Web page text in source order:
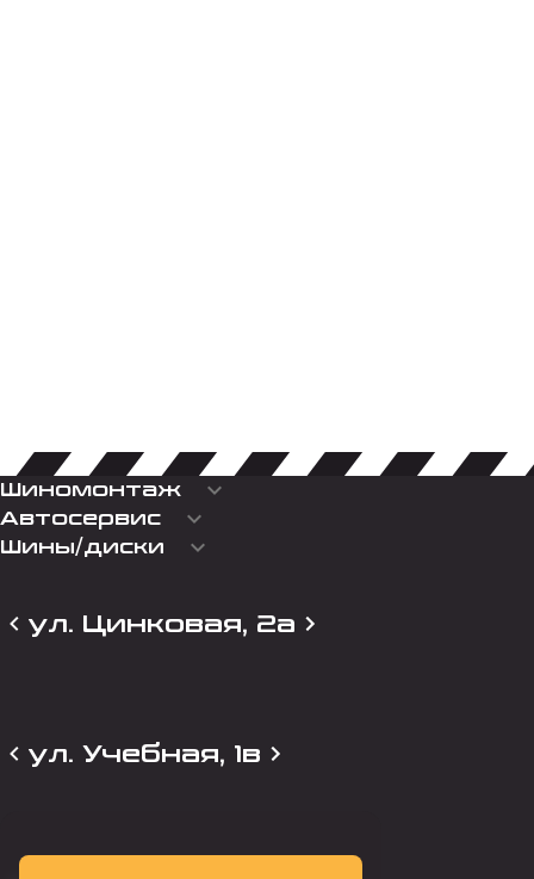
Шиномонтаж keyboard_arrow_down
Автосервис keyboard_arrow_down
Шины/диски keyboard_arrow_down
ул. Цинковая, 2а
ул. Учебная, 1в